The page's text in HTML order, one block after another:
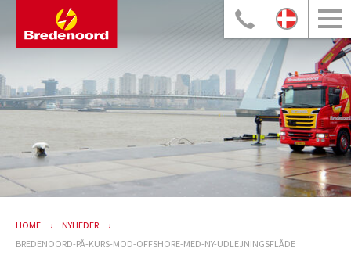
HOME
NYHEDER
BREDENOORD-PÅ-KURS-MOD-OFFSHORE-MED-NY-UDLEJNINGSFLÅDE